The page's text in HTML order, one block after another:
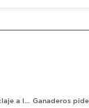
Informe especial «Del reciclaje a la labor social»